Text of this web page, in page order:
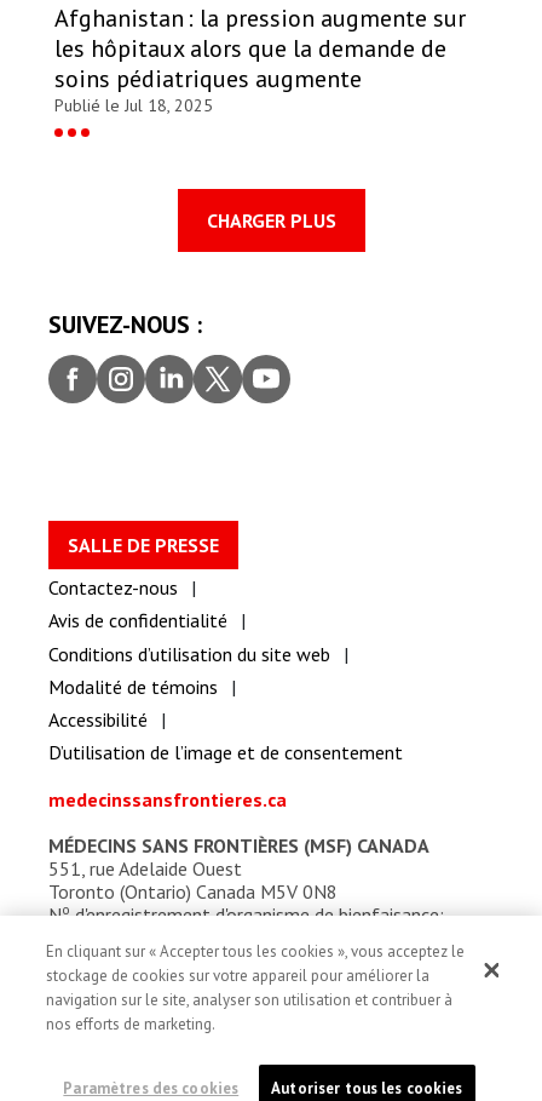
Afghanistan : la pression augmente sur
les hôpitaux alors que la demande de
soins pédiatriques augmente
Publié le Jul 18, 2025
CHARGER PLUS
SUIVEZ-NOUS :
Faceb
ook
Insta
gram
Linke
dIn
Twitt
er
youtu
be
SALLE DE PRESSE
Contactez-nous
Avis de confidentialité
Conditions d’utilisation du site web
Modalité de témoins
Accessibilité
D’utilisation de l’image et de consentement
medecinssansfrontieres.ca
MÉDECINS SANS FRONTIÈRES (MSF) CANADA
551, rue Adelaide Ouest
Toronto (Ontario) Canada M5V 0N8
Nod'enregistrement d'organisme de bienfaisance:
En cliquant sur « Accepter tous les cookies », vous acceptez le
stockage de cookies sur votre appareil pour améliorer la
navigation sur le site, analyser son utilisation et contribuer à
nos efforts de marketing.
Paramètres des cookies Autoriser tous les cookies